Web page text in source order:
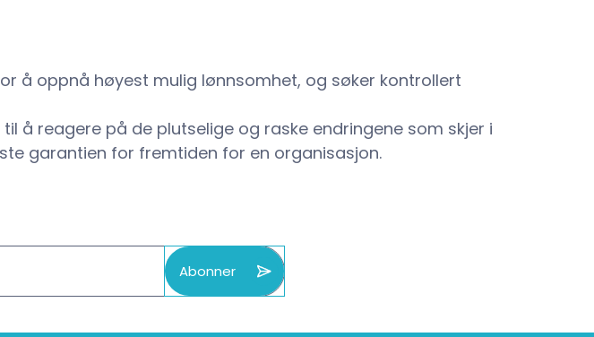
å oppnå høyest mulig lønnsomhet, og søker kontrollert
å reagere på de plutselige og raske endringene som skjer i
garantien for fremtiden for en organisasjon.
Abonner